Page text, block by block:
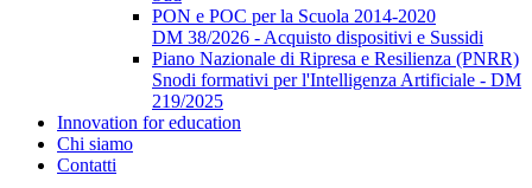
PON e POC per la Scuola 2014-2020
DM 38/2026 - Acquisto dispositivi e Sussidi
Piano Nazionale di Ripresa e Resilienza (PNRR)
Snodi formativi per l'Intelligenza Artificiale - DM
219/2025
Innovation for education
Chi siamo
Contatti